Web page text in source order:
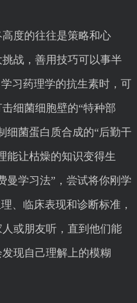
度的往往是策略和心
战，善用技巧可以事半
习药理学的抗生素时，可
细菌细胞壁的“特种部
细菌蛋白质合成的“后勤干
能让枯燥的知识变得生
曼学习法”，尝试将你刚学
、临床表现和诊断标准，
或朋友听，直到他们能
现自己理解上的模糊